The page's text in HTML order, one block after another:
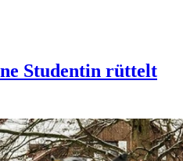
Studentin rüttelt